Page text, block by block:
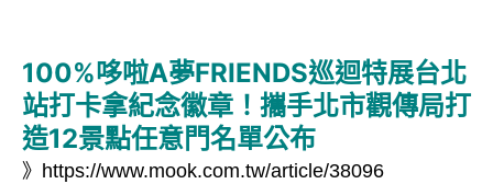
100%哆啦A夢FRIENDS巡迴特展台北
站打卡拿紀念徽章！攜手北市觀傳局打
造12景點任意門名單公布
》 https://www.mook.com.tw/article/38096